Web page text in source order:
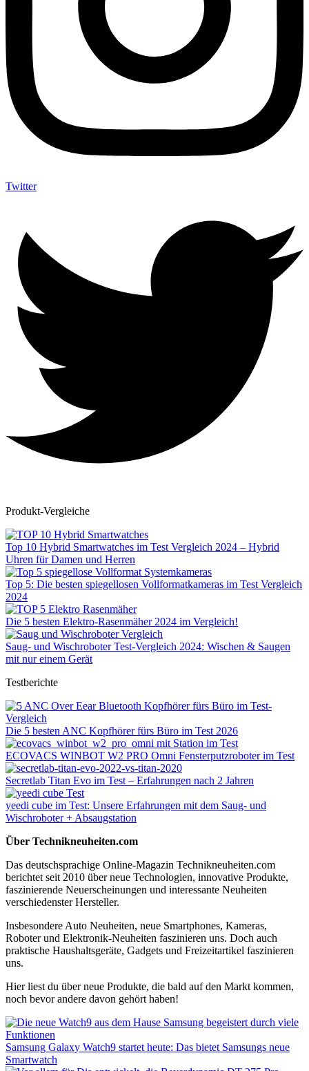
Twitter
Produkt-Vergleiche
Top 10 Hybrid Smartwatches im Test Vergleich 2024 – Hybrid
Uhren für Damen und Herren
Top 5: Die besten spiegellosen Vollformatkameras im Test Vergleich
2024
Die 5 besten Elektro-Rasenmäher 2024 im Vergleich!
Saug- und Wischroboter Test-Vergleich 2024: Wischen & Saugen
mit nur einem Gerät
Testberichte
Die 5 besten ANC Kopfhörer fürs Büro im Test 2026
ECOVACS WINBOT W2 PRO Omni Fensterputzroboter im Test
Secretlab Titan Evo im Test – Erfahrungen nach 2 Jahren
yeedi cube im Test: Unsere Erfahrungen mit dem Saug- und
Wischroboter + Absaugstation
Über Technikneuheiten.com
Das deutschsprachige Online-Magazin Technikneuheiten.com
berichtet seit 2010 über neue Technologien, innovative Produkte,
faszinierende Neuerscheinungen und interessante Neuheiten
verschiedenster Hersteller.
Insbesondere Auto Neuheiten, neue Smartphones, Kameras,
Roboter und Elektronik-Neuheiten faszinieren uns. Doch auch
praktische Haushaltsgeräte, Gadgets und Freizeitartikel faszinieren
uns.
Hier liest du über neue Produkte, die bald auf den Markt kommen,
noch bevor andere davon gehört haben!
Samsung Galaxy Watch9 startet heute: Das bietet Samsungs neue
Smartwatch